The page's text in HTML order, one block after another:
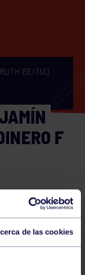
de las cookies
BEITIA)
F